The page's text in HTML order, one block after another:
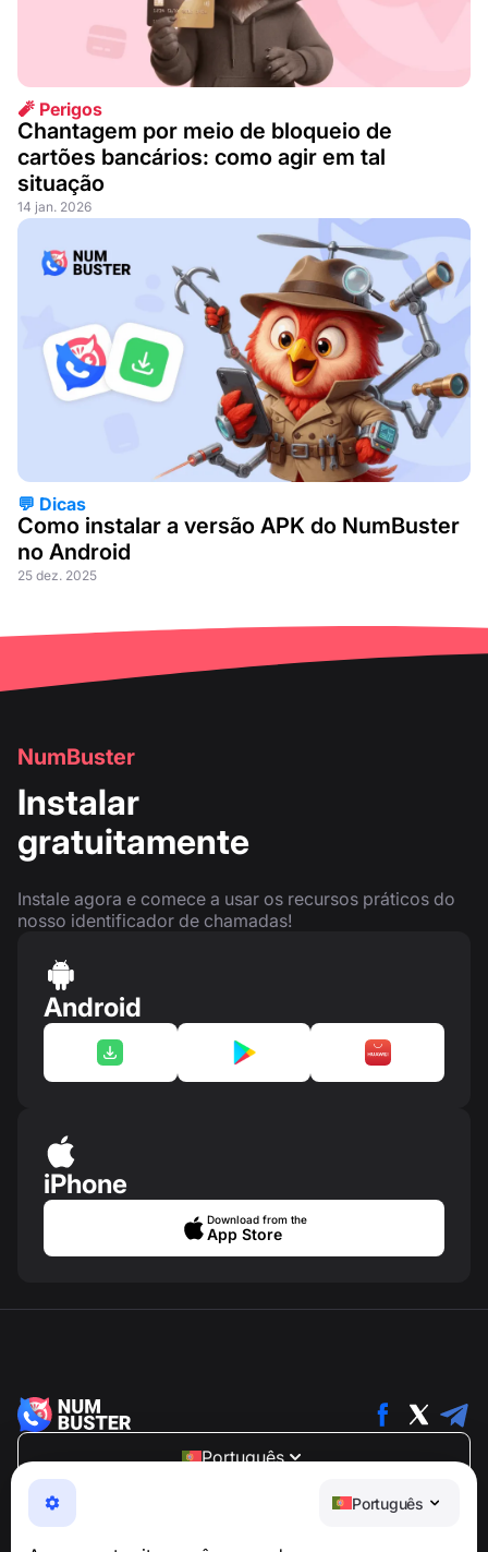
Português
🧨 Perigos
Chantagem por meio de bloqueio de
cartões bancários: como agir em tal
situação
14 jan. 2026
💬 Dicas
Como instalar a versão APK do NumBuster
no Android
25 dez. 2025
NumBuster
Instalar
gratuitamente
Instale agora e comece a usar os recursos práticos do
nosso identificador de chamadas!
Android
iPhone
Download from the
App Store
Português
NumBuster © 2013—2026 ·
support@numbuster.com
Um app fácil de usar que protege você contra golpes